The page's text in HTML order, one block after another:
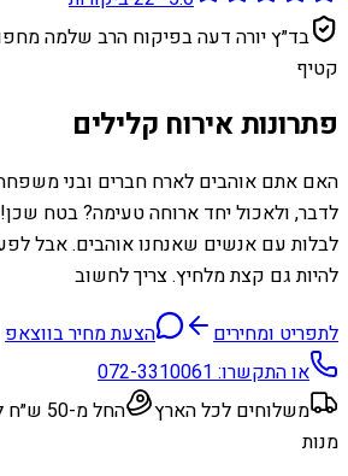
בד״ץ יורה דעה בפיקוח הרב שלמה
קטיף
פתרונות אירוח קלילים
האם אתם אוהבים לארח חברים ובני
לדבר, ולאכול יחד ארוחה טעימה? בטח
לבלות עם אנשים שאנחנו אוהבים. אבל
להיות גם קצת מלחיץ. צריך לחשוב
לתפריט ומחירים
הצעת מחיר בווצאפ
או התקשרו:072-3310061
משלוחים לכל הארץ
החל מ-50 ש״ח למנה
מנות